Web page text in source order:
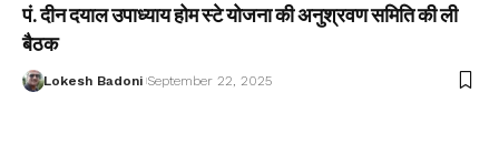
पं. दीन दयाल उपाध्याय होम स्टे योजना की अनुश्रवण समिति की ली
बैठक
Lokesh Badoni September 22, 2025